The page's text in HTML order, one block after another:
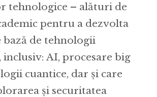
tehnologice – alături de
pentru a dezvolta
bază de tehnologii
inclusiv: AI, procesare big
cuantice, dar și care
și securitatea